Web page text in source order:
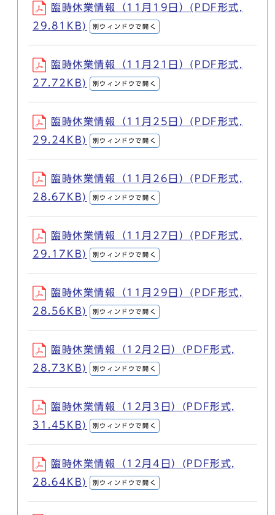
臨時休業情報（11月19日）(PDF形式,
29.81KB)
別ウィンドウで開く
臨時休業情報（11月21日）(PDF形式,
27.72KB)
別ウィンドウで開く
臨時休業情報（11月25日）(PDF形式,
29.24KB)
別ウィンドウで開く
臨時休業情報（11月26日）(PDF形式,
28.67KB)
別ウィンドウで開く
臨時休業情報（11月27日）(PDF形式,
29.17KB)
別ウィンドウで開く
臨時休業情報（11月29日）(PDF形式,
28.56KB)
別ウィンドウで開く
臨時休業情報（12月2日）(PDF形式,
28.73KB)
別ウィンドウで開く
臨時休業情報（12月3日）(PDF形式,
31.45KB)
別ウィンドウで開く
臨時休業情報（12月4日）(PDF形式,
28.64KB)
別ウィンドウで開く